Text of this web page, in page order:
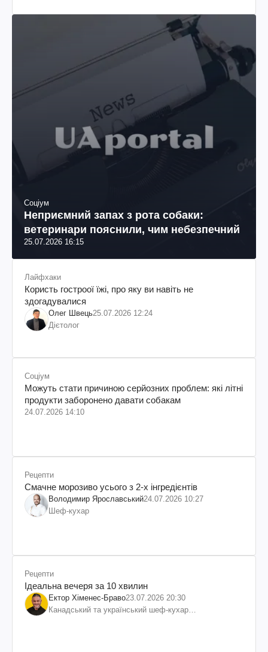
Соціум
Неприємний запах з рота собаки:
ветеринари пояснили, чим небезпечний
25.07.2026 16:15
Лайфхаки
Користь гостроої їжі, про яку ви навіть не
здогадувалися
Олег Швець25.07.2026 12:24
Дієтолог
Соціум
Можуть стати причиною серйозних проблем: які літні
продукти заборонено давати собакам
24.07.2026 14:10
Рецепти
Смачне морозиво усього з 2-х інгредієнтів
Володимир Ярославський24.07.2026 10:27
Шеф-кухар
Рецепти
Ідеальна вечеря за 10 хвилин
Ектор Хіменес-Браво23.07.2026 20:30
Канадський та український шеф-кухар